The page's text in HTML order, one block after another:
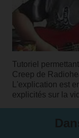
Tutoriel
Creep de
L'explication est
explicités sur la